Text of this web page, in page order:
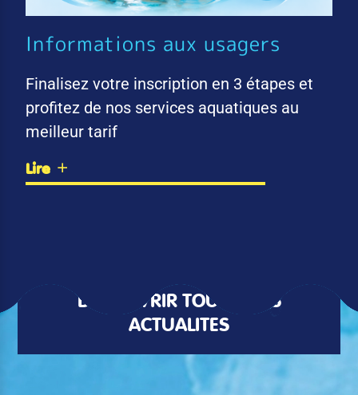
Informations aux usagers
Finalisez votre inscription en 3 étapes et
profitez de nos services aquatiques au
meilleur tarif
Lire
DÉCOUVRIR TOUTES LES
ACTUALITÉS